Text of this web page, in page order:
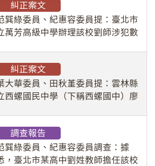
人員保障法」及「職業安全衛生法」
定維護公務人員
糾正案文
巽綠委員、紀惠容委員提：臺北市
萬芳高級中學辦理該校劉師涉犯數
業把關與糾錯功能，不僅首份調查報
漏未審酌師生不
糾正案文
大華委員、田秋堇委員提：雲林縣
西螺國民中學（下稱西螺國中）廖
教羽球隊學生等行為，歷經該校校園
件處理會議（下
調查報告
巽綠委員、紀惠容委員調查：據
，臺北市某高中劉姓教師擔任該校